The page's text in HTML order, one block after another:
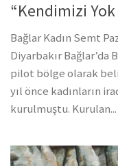
“Kendimizi
Bağlar Kadın Semt
Diyarbakır Bağlar’da
pilot bölge olarak
yıl önce kadınların
kurulmuştu. Kurulan...